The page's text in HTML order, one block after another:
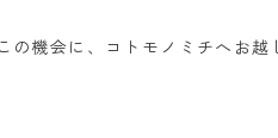
機会に、コトモノミチへお越